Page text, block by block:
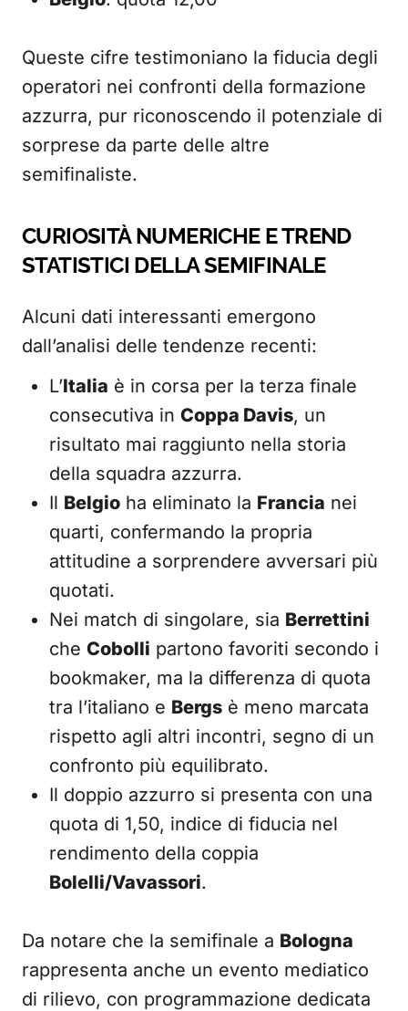
Queste cifre testimoniano la fiducia degli
operatori nei confronti della formazione
azzurra, pur riconoscendo il potenziale di
sorprese da parte delle altre
semifinaliste.
CURIOSITÀ NUMERICHE E TREND
STATISTICI DELLA SEMIFINALE
Alcuni dati interessanti emergono
dall’analisi delle tendenze recenti:
L’Italia è in corsa per la terza finale
consecutiva in Coppa Davis, un
risultato mai raggiunto nella storia
della squadra azzurra.
Il Belgio ha eliminato la Francia nei
quarti, confermando la propria
attitudine a sorprendere avversari più
quotati.
Nei match di singolare, sia Berrettini
che Cobolli partono favoriti secondo i
bookmaker, ma la differenza di quota
tra l’italiano e Bergs è meno marcata
rispetto agli altri incontri, segno di un
confronto più equilibrato.
Il doppio azzurro si presenta con una
quota di 1,50, indice di fiducia nel
rendimento della coppia
Bolelli/Vavassori.
Da notare che la semifinale a Bologna
rappresenta anche un evento mediatico
di rilievo, con programmazione dedicata